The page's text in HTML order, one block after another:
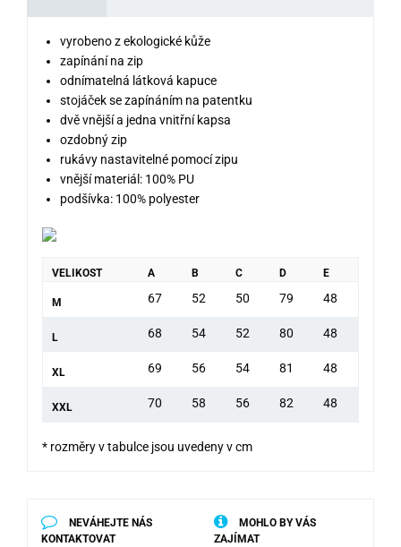
vyrobeno z ekologické kůže
zapínání na zip
odnímatelná látková kapuce
stojáček se zapínáním na patentku
dvě vnější a jedna vnitřní kapsa
ozdobný zip
rukávy nastavitelné pomocí zipu
vnější materiál: 100% PU
podšívka: 100% polyester
VELIKOST A B C D E
M 67 52 50 79 48
L 68 54 52 80 48
XL 69 56 54 81 48
XXL 70 58 56 82 48
* rozměry v tabulce jsou uvedeny v cm
NEVÁHEJTE NÁS
KONTAKTOVAT
MOHLO BY VÁS
ZAJÍMAT